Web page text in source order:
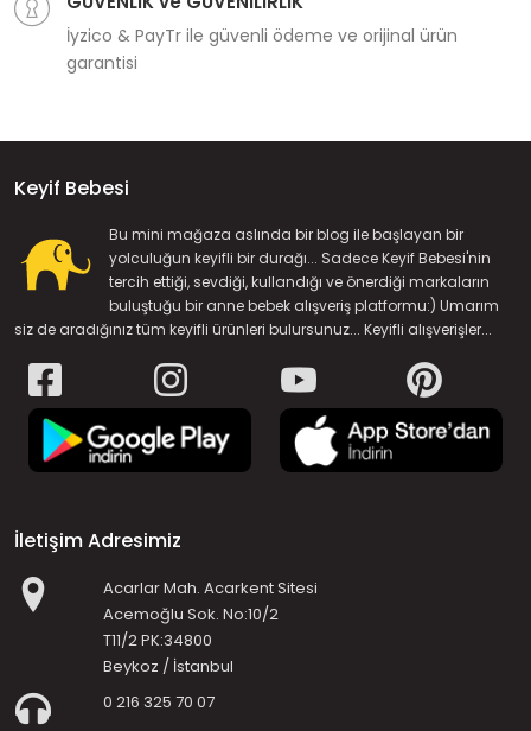
İyzico & PayTr ile güvenli ödeme ve orijinal ürün
garantisi
Keyif Bebesi
Bu mini mağaza aslında bir blog ile başlayan bir
yolculuğun keyifli bir durağı... Sadece Keyif Bebesi'nin
tercih ettiği, sevdiği, kullandığı ve önerdiği markaların
buluştuğu bir anne bebek alışveriş platformu:) Umarım
siz de aradığınız tüm keyifli ürünleri bulursunuz... Keyifli alışverişler...
İletişim Adresimiz
Acarlar Mah. Acarkent Sitesi
Acemoğlu Sok. No:10/2
T11/2 PK:34800
Beykoz / İstanbul
0 216 325 70 07